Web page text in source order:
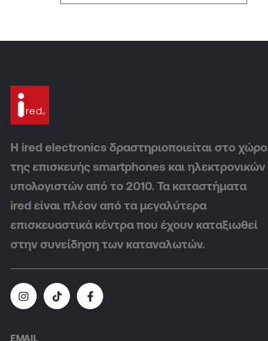
Η ired electronics δραστηριοποιείται στο χώρο
της επισκευής smartphones και ηλεκτρονικών
υπολογιστών από το 2010. Τα καταστήματα
ired είναι πλέον από τα μεγαλύτερα
επισκευαστικά κέντρα που έχουν καταξιωθεί
στην συνείδηση των καταναλωτών.
EMAIL